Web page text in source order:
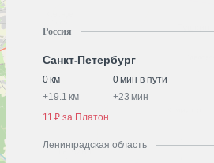
Россия
Санкт-Петербург
0 км
0 мин в пути
+19.1 км +23 мин
11 ₽ за Платон
Ленинградская область